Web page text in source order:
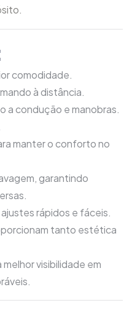
comodidade.
à distância.
a condução e manobras.
manter o conforto no
garantindo
rápidos e fáceis.
tanto estética
melhor visibilidade em